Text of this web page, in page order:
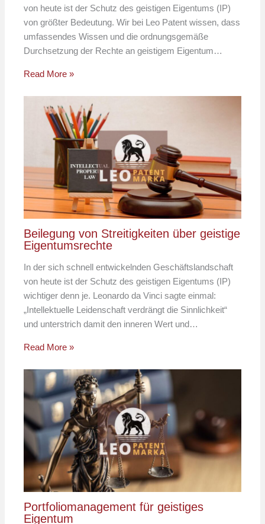
von heute ist der Schutz des geistigen Eigentums (IP)
von größter Bedeutung. Wir bei Leo Patent wissen, dass
umfassendes Wissen und die ordnungsgemäße
Durchsetzung der Rechte an geistigem Eigentum…
Read More »
Beilegung von Streitigkeiten über geistige
Eigentumsrechte
In der sich schnell entwickelnden Geschäftslandschaft
von heute ist der Schutz des geistigen Eigentums (IP)
wichtiger denn je. Leonardo da Vinci sagte einmal:
„Intellektuelle Leidenschaft verdrängt die Sinnlichkeit“
und unterstrich damit den inneren Wert und…
Read More »
Portfoliomanagement für geistiges
Eigentum